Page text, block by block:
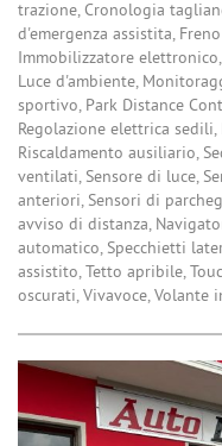
trazione, Cronologia
d'emergenza assistita,
Immobilizzatore
Luce d'ambiente,
sportivo, Park Distance
Regolazione elettrica
Riscaldamento ausiliario,
ventilati, Sensore di luce,
anteriori, Sensori di
avviso di distanza,
automatico, Specchietti
assistito, Tetto apribile,
oscurati, Vivavoce,